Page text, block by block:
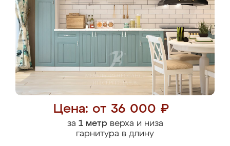
Цена: от 36 000 ₽
за 1 метрверха и низа
гарнитура в длину